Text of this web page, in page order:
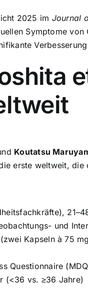
2025 im Journal
Symptome
Koutatsu
erste weltweit,
und
Kapseln à 75
Questionnaire
(<36 vs. ≥36 Jahre)